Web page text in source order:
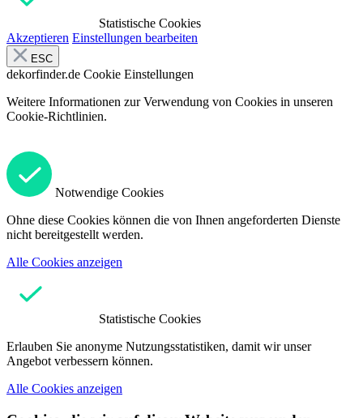
Statistische Cookies
Akzeptieren Einstellungen bearbeiten
ESC
dekorfinder.de Cookie Einstellungen
Weitere Informationen zur Verwendung von Cookies in unseren
Cookie-Richtlinien.
Notwendige Cookies
Ohne diese Cookies können die von Ihnen angeforderten Dienste
nicht bereitgestellt werden.
Alle Cookies anzeigen
Statistische Cookies
Erlauben Sie anonyme Nutzungsstatistiken, damit wir unser
Angebot verbessern können.
Alle Cookies anzeigen